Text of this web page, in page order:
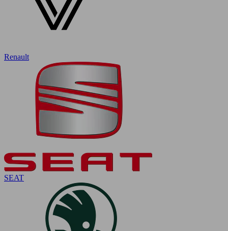
Renault
SEAT